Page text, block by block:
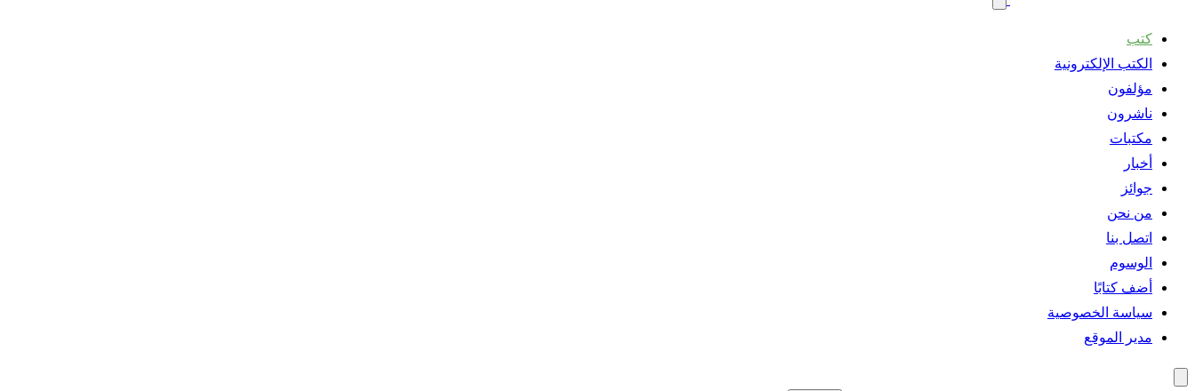
كتب
الكتب الإلكترونية
مؤلفون
ناشرون
مكتبات
أخبار
جوائز
من نحن
اتصل بنا
الوسوم
أضف كتابًا
سياسة الخصوصية
مدير الموقع